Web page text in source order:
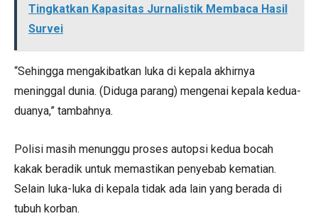
Tingkatkan Kapasitas Jurnalistik Membaca Hasil
Survei
“Sehingga mengakibatkan luka di kepala akhirnya
meninggal dunia. (Diduga parang) mengenai kepala kedua-
duanya,” tambahnya.
Polisi masih menunggu proses autopsi kedua bocah
kakak beradik untuk memastikan penyebab kematian.
Selain luka-luka di kepala tidak ada lain yang berada di
tubuh korban.